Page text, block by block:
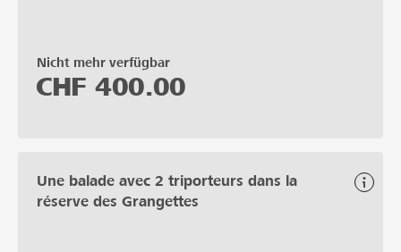
Nicht mehr verfügbar
CHF 400.00
Une balade avec 2 triporteurs dans la
réserve des Grangettes